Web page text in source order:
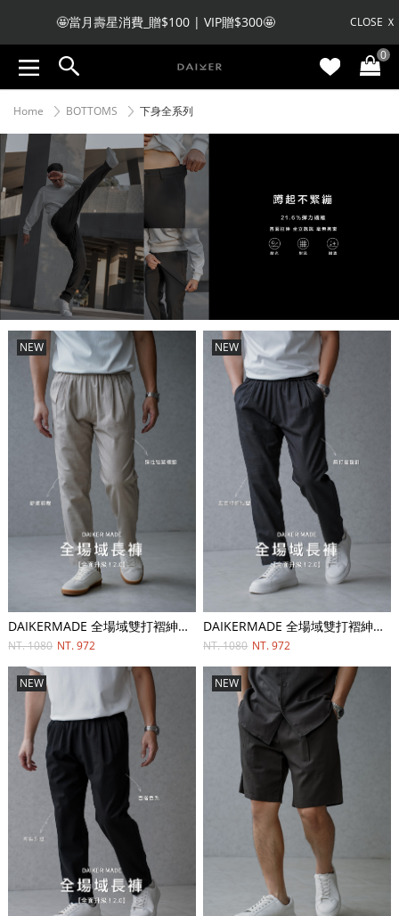
CLOSE Ｘ
🤩當月壽星消費_贈$100 | VIP贈$300🤩
🧧 註冊會員收不到驗證碼，私訊LINE客服註冊🧧
0
Home BOTTOMS 下身全系列
NEW
DAIKERMADE 全場域雙打褶紳士直筒長褲
NT. 1080 NT. 972
NEW
DAIKERMADE 全場域雙打褶紳士直筒長褲
NT. 1080 NT. 972
NEW NEW